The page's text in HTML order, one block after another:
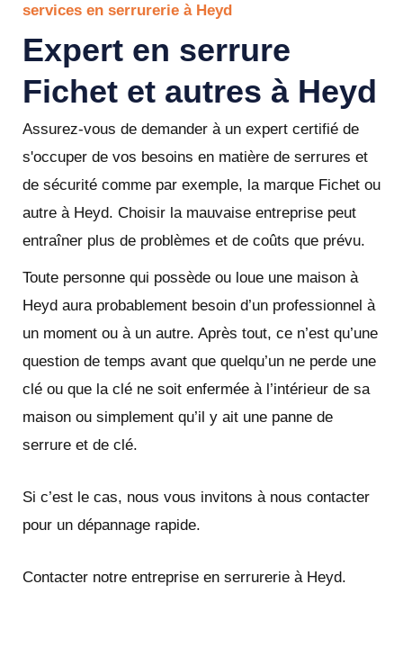
services en serrurerie à Heyd
Expert en serrure
Fichet et autres à Heyd
Assurez-vous de demander à un expert certifié de
s'occuper de vos besoins en matière de serrures et
de sécurité comme par exemple, la marque Fichet ou
autre à Heyd. Choisir la mauvaise entreprise peut
entraîner plus de problèmes et de coûts que prévu.
Toute personne qui possède ou loue une maison à
Heyd aura probablement besoin d’un professionnel à
un moment ou à un autre. Après tout, ce n’est qu’une
question de temps avant que quelqu’un ne perde une
clé ou que la clé ne soit enfermée à l’intérieur de sa
maison ou simplement qu’il y ait une panne de
serrure et de clé.
Si c’est le cas, nous vous invitons à nous contacter
pour un dépannage rapide.
Contacter notre entreprise en serrurerie à Heyd.